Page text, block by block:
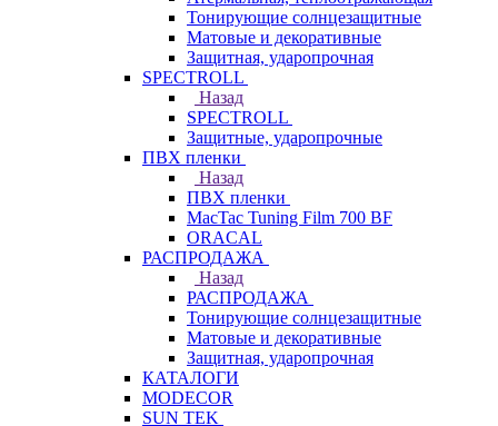
Тонирующие солнцезащитные
Матовые и декоративные
Защитная, ударопрочная
SPECTROLL
Назад
SPECTROLL
Защитные, ударопрочные
ПВХ пленки
Назад
ПВХ пленки
MacTac Tuning Film 700 BF
ORACAL
РАСПРОДАЖА
Назад
РАСПРОДАЖА
Тонирующие солнцезащитные
Матовые и декоративные
Защитная, ударопрочная
КАТАЛОГИ
MODECOR
SUN TEK